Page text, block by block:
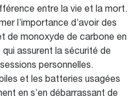
entre la vie et la mort.
l’importance d’avoir des
de monoxyde de carbone en
assurent la sécurité de
personnelles.
et les batteries usagées
en s’en débarrassant de